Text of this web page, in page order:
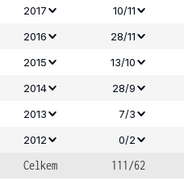
2017 10/11
2016
28/11
2015
13/10
2014
28/9
2013
7/3
2012 0/2
Celkem
111/62